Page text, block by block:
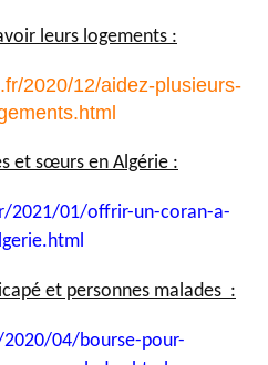
leurs logements :
2020/12/aidez-plusieurs-
et sœurs en Algérie :
2021/01/offrir-un-coran-a-
html
et personnes malades :
04/bourse-pour-